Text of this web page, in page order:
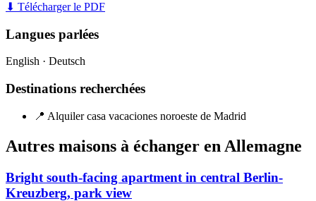
⬇ Télécharger le PDF
Langues parlées
English · Deutsch
Destinations recherchées
📍 Alquiler casa vacaciones noroeste de Madrid
Autres maisons à échanger en Allemagne
Bright south-facing apartment in central Berlin-
Kreuzberg, park view